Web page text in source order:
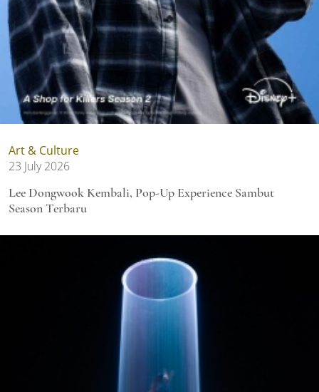
Art & Culture
23 July 2026
Lee Dongwook Kembali, Pop-Up Experience Sambut
Season Terbaru